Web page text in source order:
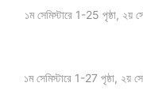
১ম সেমিস্টারে 1-25 পৃষ্ঠা, ২য়
১ম সেমিস্টারে 1-27 পৃষ্ঠা, ২য়